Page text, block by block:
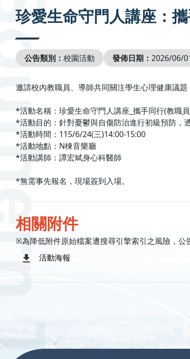
珍愛生命守門人講座：
公告類別： 校園活動 發佈日期： 2026/06/
邀請校內教職員、導師共同關注學生心理健康議
*活動名稱：珍愛生命守門人講座_攜手同行(教職
*活動目的：針對憂鬱與自傷防治進行初級預防，
*活動時間：115/6/24(三)14:00-15:00
*活動地點：N棟音樂廳
*活動講師：譚宏斌身心科醫師
*無需事先報名，現場簽到入場。
相關附件
※為降低附件原始檔案遭搜尋引擎索引之風險，
活動海報
:::